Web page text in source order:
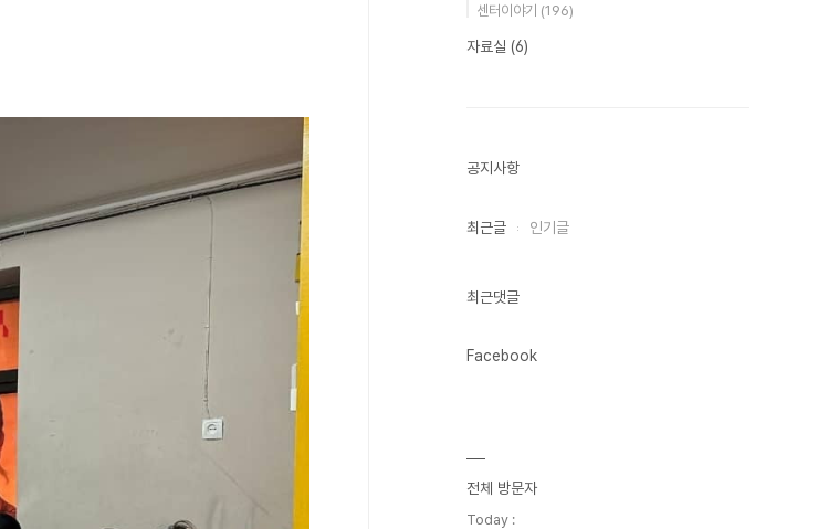
센터이야기 (196)
자료실(6)
공지사항
최근글 인기글
최근댓글
Facebook
전체 방문자
Today :